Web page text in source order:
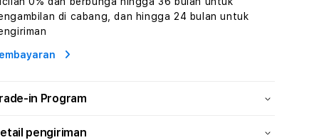
dan
Solusi
Energi
dan
Solusi
di cabang, dan hingga 24 bulan untuk
in Program
pengiriman